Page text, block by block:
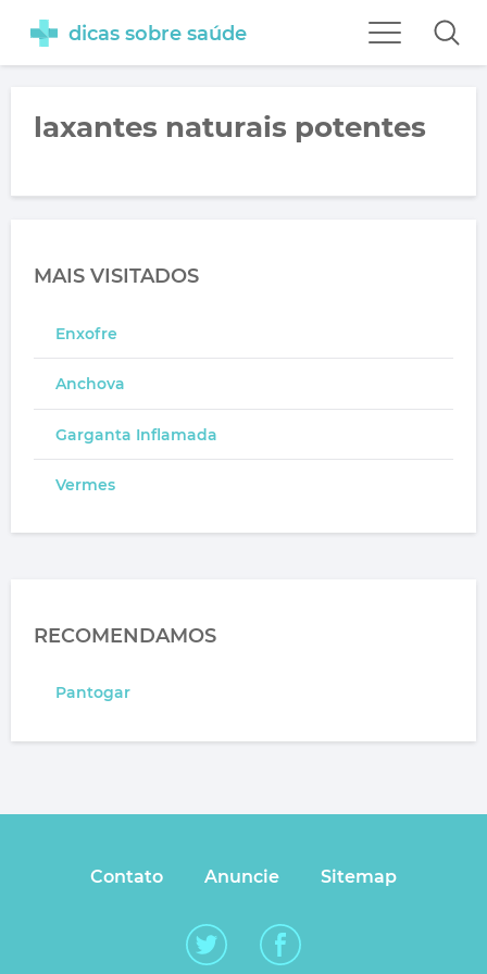
dicas sobre saúde
laxantes naturais potentes
MAIS VISITADOS
Enxofre
Anchova
Garganta Inflamada
Vermes
RECOMENDAMOS
Pantogar
Contato Anuncie Sitemap